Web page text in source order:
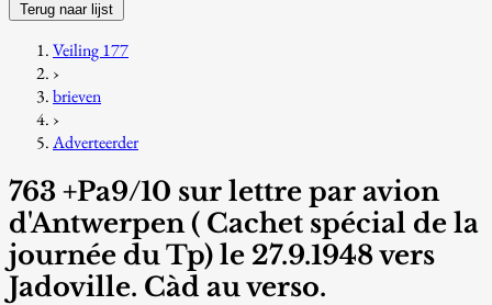
Terug naar lijst
Veiling 177
›
brieven
›
Adverteerder
763 +Pa9/10 sur lettre par avion
d'Antwerpen ( Cachet spécial de la
journée du Tp) le 27.9.1948 vers
Jadoville. Càd au verso.